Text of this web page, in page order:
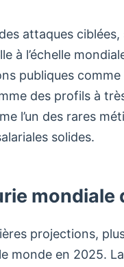
attaques
à l’échelle
publiques
des profils à
l’un des rares
solides.
mondiale
projections,
monde en 2025.